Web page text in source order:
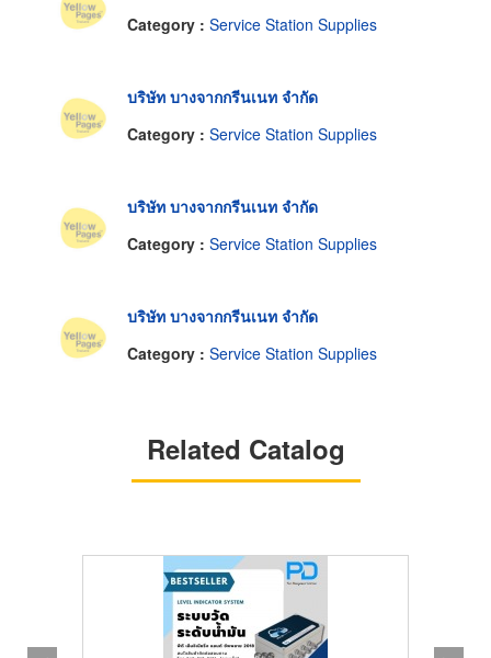
Category : Service Station Supplies
บริษัท บางจากกรีนเนท จำกัด
Category : Service Station Supplies
บริษัท บางจากกรีนเนท จำกัด
Category : Service Station Supplies
บริษัท บางจากกรีนเนท จำกัด
Category : Service Station Supplies
Related Catalog